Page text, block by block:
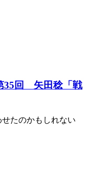
35回 矢田稔「戦
たのかもしれない